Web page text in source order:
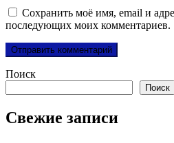
Сохранить моё имя, email и
последующих моих комментариев.
Поиск
Поиск
Свежие записи